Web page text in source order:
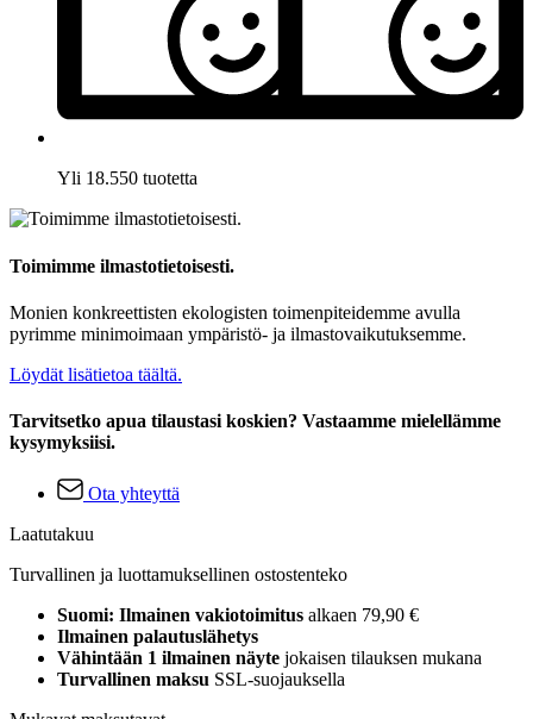
Yli 18.550 tuotetta
Toimimme ilmastotietoisesti.
Monien konkreettisten ekologisten toimenpiteidemme avulla
pyrimme minimoimaan ympäristö- ja ilmastovaikutuksemme.
Löydät lisätietoa täältä.
Tarvitsetko apua tilaustasi koskien? Vastaamme mielellämme
kysymyksiisi.
Ota yhteyttä
Laatutakuu
Turvallinen ja luottamuksellinen ostostenteko
Suomi: Ilmainen vakiotoimitus alkaen 79,90 €
Ilmainen palautuslähetys
Vähintään 1 ilmainen näyte jokaisen tilauksen mukana
Turvallinen maksu SSL-suojauksella